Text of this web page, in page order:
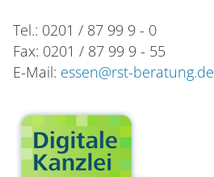
Tel.: 0201 / 87 99 9 - 0
Fax: 0201 / 87 99 9 - 55
E-Mail: essen@rst-beratung.de